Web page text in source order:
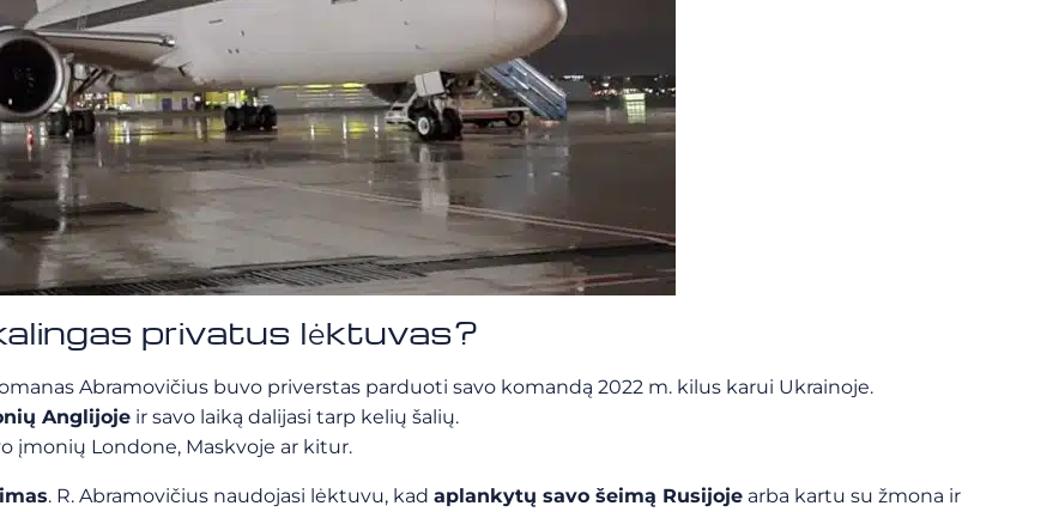
privatus lėktuvas?
Abramovičius buvo priverstas parduoti savo komandą 2022 m. kilus karui Ukrainoje.
Anglijoje ir savo laiką dalijasi tarp kelių šalių.
įmonių Londone, Maskvoje ar kitur.
. R. Abramovičius naudojasi lėktuvu, kad aplankytų savo šeimą Rusijoje arba kartu su žmona ir